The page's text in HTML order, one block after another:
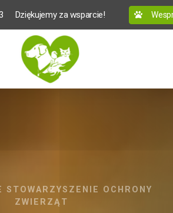
Dziękujemy za wsparcie!
STOWARZYSZENIE OCHRONY
ZWIERZĄT